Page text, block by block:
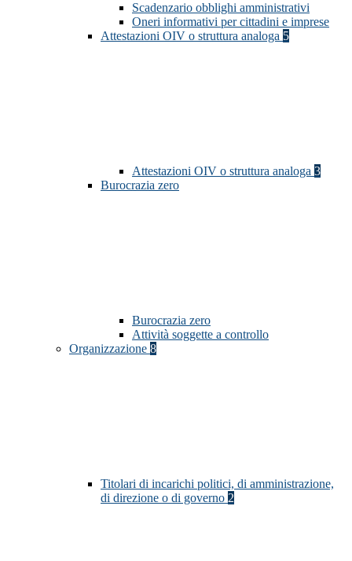
Scadenzario obblighi amministrativi
Oneri informativi per cittadini e imprese
Attestazioni OIV o struttura analoga 5
Attestazioni OIV o struttura analoga 3
Burocrazia zero
Burocrazia zero
Attività soggette a controllo
Organizzazione 8
Titolari di incarichi politici, di amministrazione,
di direzione o di governo 2